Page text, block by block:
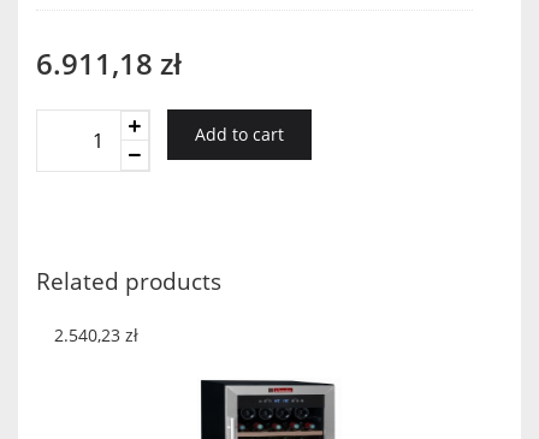
6.911,18 zł
wolnostojąca
quantity
Add to cart
Related products
2.540,23 zł